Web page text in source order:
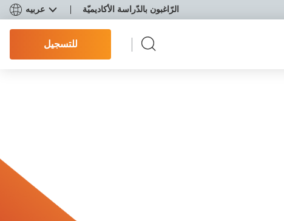
الرّاغبون بالدّراسة الأكاديميّة عربيه
للتسجيل